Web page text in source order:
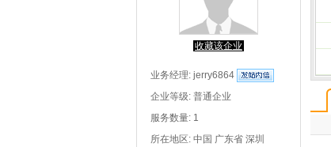
收藏该企业
业务经理: jerry6864
企业等级: 普通企业
服务数量: 1
所在地区: 中国 广东省 深圳